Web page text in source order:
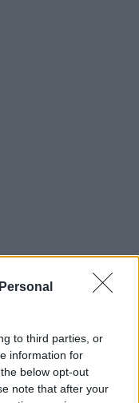
to third parties, or
information for
below opt-out
note that after your